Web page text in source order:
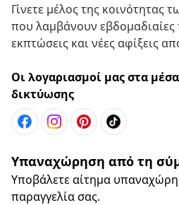
Γίνετε μέλος της κοινότητας
που λαμβάνουν
εκπτώσεις και νέες αφίξεις
Οι λογαριασμοί μας στα
δικτύωσης
Υπαναχώρηση από τη
Υποβάλετε αίτημα
παραγγελία σας.